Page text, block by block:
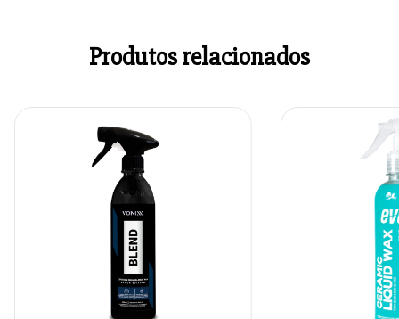
Produtos relacionados